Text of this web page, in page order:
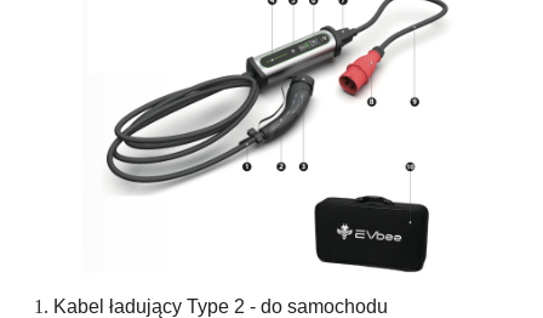
Kabel ładujący Type 2 - do samochodu